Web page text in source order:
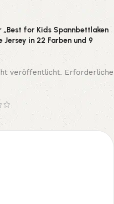
„Best for Kids Spannbettlaken
in 22 Farben und 9
veröffentlicht. Erforderliche